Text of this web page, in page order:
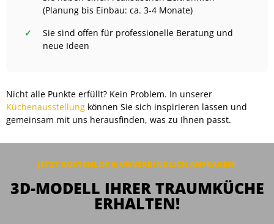
(Planung bis Einbau: ca. 3-4 Monate)
Sie sind offen für professionelle Beratung und
neue Ideen
Nicht alle Punkte erfüllt? Kein Problem. In unserer
Küchenausstellung können Sie sich inspirieren lassen und
gemeinsam mit uns herausfinden, was zu Ihnen passt.
JETZT KOSTENLOS & UNVERBINDLICH ANFRAGEN:
3D-MODELL IHRER TRAUMKÜCHE
ERHALTEN!